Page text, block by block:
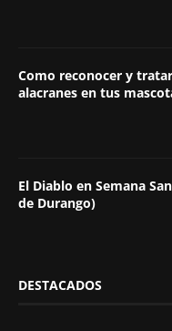
Como reconocer y
alacranes en tus
El Diablo en Semana
de Durango)
DESTACADOS